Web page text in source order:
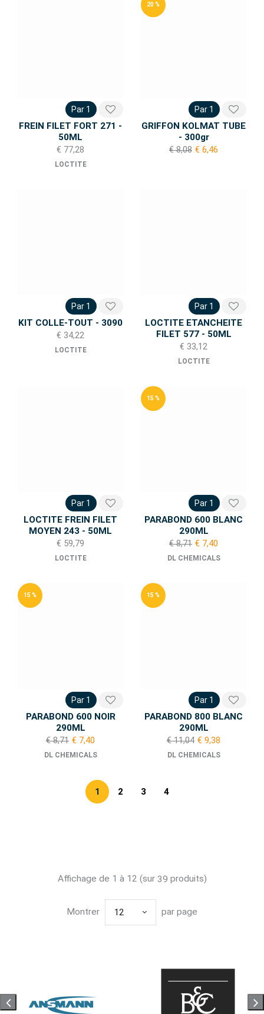
Par 1
FREIN FILET FORT 271 -
50ML
€ 77,28
LOCTITE
20 %
Par 1
GRIFFON KOLMAT TUBE
- 300gr
€ 8,08 € 6,46
Par 1
KIT COLLE-TOUT - 3090
€ 34,22
LOCTITE
Par 1
LOCTITE ETANCHEITE
FILET 577 - 50ML
€ 33,12
LOCTITE
Par 1
LOCTITE FREIN FILET
MOYEN 243 - 50ML
€ 59,79
LOCTITE
15 %
Par 1
PARABOND 600 BLANC
290ML
€ 8,71 € 7,40
DL CHEMICALS
15 %
Par 1
PARABOND 600 NOIR
290ML
€ 8,71 € 7,40
DL CHEMICALS
15 %
Par 1
PARABOND 800 BLANC
290ML
€ 11,04 € 9,38
DL CHEMICALS
1 2 3 4
Affichage de 1 à 12 (sur 39 produits)
Montrer 12 par page